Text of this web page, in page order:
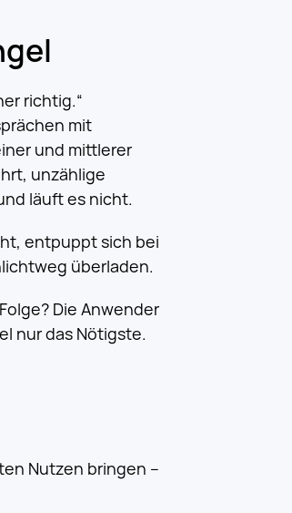
richtig.“
mit
und mittlerer
unzählige
läuft es nicht.
entpuppt sich bei
überladen.
Die Anwender
nur das Nötigste.
Nutzen bringen –